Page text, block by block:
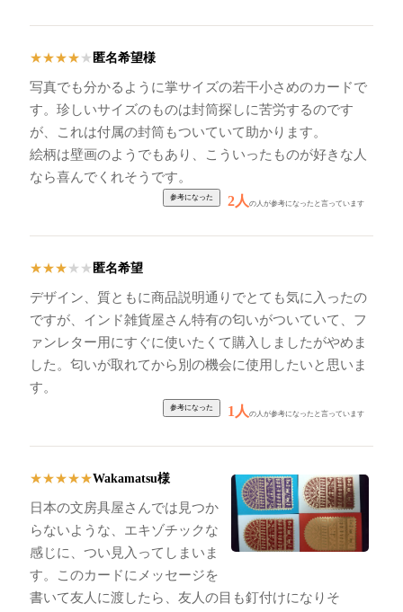
★★★★ ★ 匿名希望様
写真でも分かるように掌サイズの若干小さめのカードで
す。珍しいサイズのものは封筒探しに苦労するのです
が、これは付属の封筒もついていて助かります。
絵柄は壁画のようでもあり、こういったものが好きな人
なら喜んでくれそうです。
2人の人が参考になったと言っています
★★★ ★ ★ 匿名希望
デザイン、質ともに商品説明通りでとても気に入ったの
ですが、インド雑貨屋さん特有の匂いがついていて、フ
ァンレター用にすぐに使いたくて購入しましたがやめま
した。匂いが取れてから別の機会に使用したいと思いま
す。
1人の人が参考になったと言っています
★★★★★Wakamatsu様
日本の文房具屋さんでは見つか
らないような、エキゾチックな
感じに、つい見入ってしまいま
す。このカードにメッセージを
書いて友人に渡したら、友人の目も釘付けになりそ